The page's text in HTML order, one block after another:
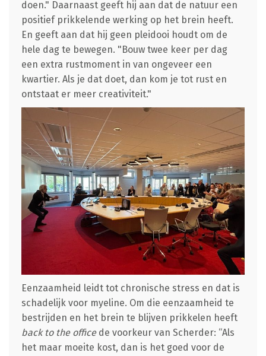
doen." Daarnaast geeft hij aan dat de natuur een
positief prikkelende werking op het brein heeft.
En geeft aan dat hij geen pleidooi houdt om de
hele dag te bewegen. "Bouw twee keer per dag
een extra rustmoment in van ongeveer een
kwartier. Als je dat doet, dan kom je tot rust en
ontstaat er meer creativiteit."
Eenzaamheid leidt tot chronische stress en dat is
schadelijk voor myeline. Om die eenzaamheid te
bestrijden en het brein te blijven prikkelen heeft
back to the officede voorkeur van Scherder: “Als
het maar moeite kost, dan is het goed voor de